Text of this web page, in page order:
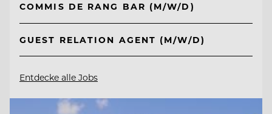
COMMIS DE RANG BAR (M/W/D)
GUEST RELATION AGENT (M/W/D)
Entdecke alle Jobs